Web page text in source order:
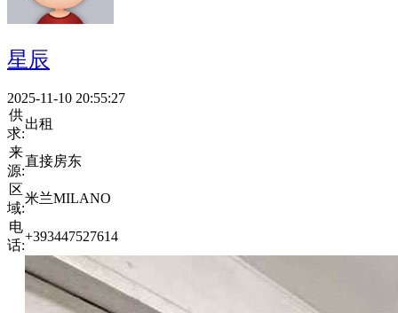
星辰
2025-11-10 20:55:27
供
求:
出租
来
源:
直接房东
区
域:
米兰MILANO
电
话:
+393447527614